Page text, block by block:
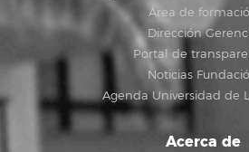
Área de
Dirección
Portal de
Noticias
Agenda Universidad de
Acerca de